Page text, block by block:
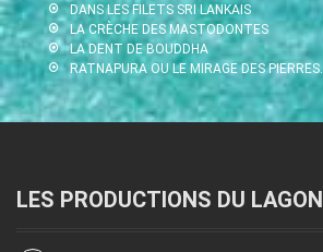
DANS LES FILETS SRI LANKAIS
LA CRÈCHE DES MASTODONTES
LA DENT DE BOUDDHA
RATNAPURA OU LE MIRAGE DES PIERRES…
LES PRODUCTIONS DU LAGON